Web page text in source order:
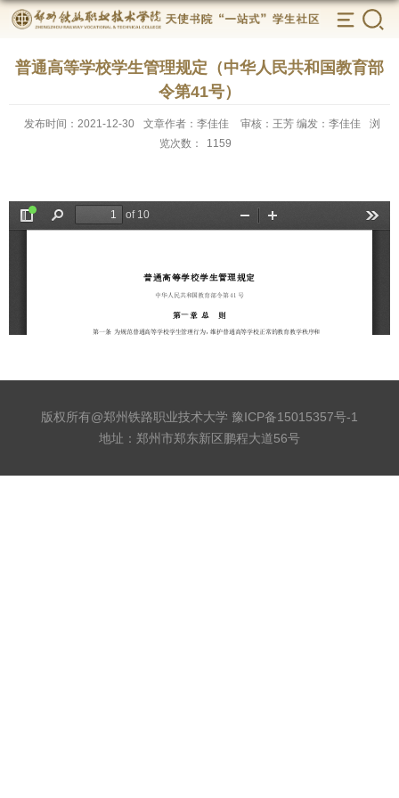
普通高等学校学生管理规定（中华人民共和国教育部
令第41号）
发布时间：2021-12-30 文章作者：李佳佳 审核：王芳 编发：李佳佳
浏
览次数：
1159
版权所有@郑州铁路职业技术大学 豫ICP备15015357号-1
地址：郑州市郑东新区鹏程大道56号